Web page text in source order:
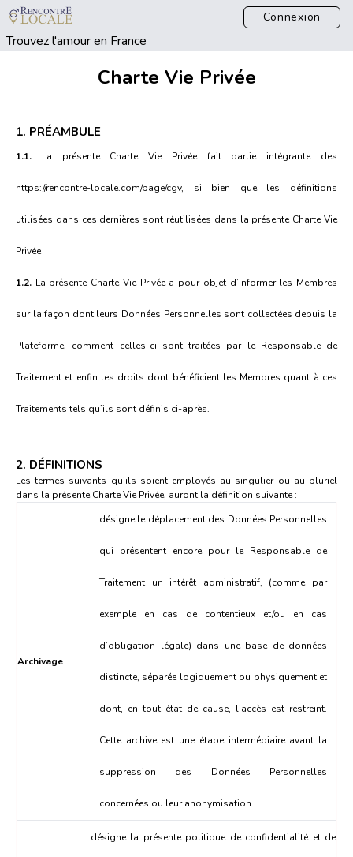
Trouvez l'amour en France
Connexion
Charte Vie Privée
1. PRÉAMBULE
1.1. La présente Charte Vie Privée fait partie intégrante des
https://rencontre-locale.com/page/cgv, si bien que les définitions
utilisées dans ces dernières sont réutilisées dans la présente Charte Vie
Privée
1.2. La présente Charte Vie Privée a pour objet d’informer les Membres
sur la façon dont leurs Données Personnelles sont collectées depuis la
Plateforme, comment celles-ci sont traitées par le Responsable de
Traitement et enfin les droits dont bénéficient les Membres quant à ces
Traitements tels qu’ils sont définis ci-après.
2. DÉFINITIONS
Les termes suivants qu’ils soient employés au singulier ou au pluriel
dans la présente Charte Vie Privée, auront la définition suivante :
Archivage
désigne le déplacement des Données Personnelles
qui présentent encore pour le Responsable de
Traitement un intérêt administratif, (comme par
exemple en cas de contentieux et/ou en cas
d’obligation légale) dans une base de données
distincte, séparée logiquement ou physiquement et
dont, en tout état de cause, l’accès est restreint.
Cette archive est une étape intermédiaire avant la
suppression des Données Personnelles
concernées ou leur anonymisation.
désigne la présente politique de confidentialité et de